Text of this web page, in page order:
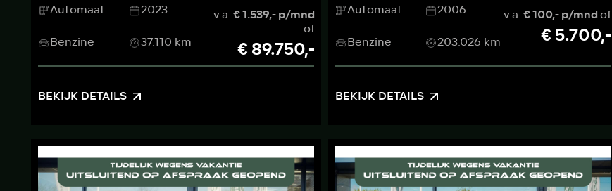
Automaat
2023
Benzine
37.110 km
v.a.€ 1.539,- p/mnd
of
€ 89.750,-
BEKIJK DETAILS
Automaat
2006
Benzine
203.026 km
v.a.€ 100,- p/mndof
€ 5.700,-
BEKIJK DETAILS